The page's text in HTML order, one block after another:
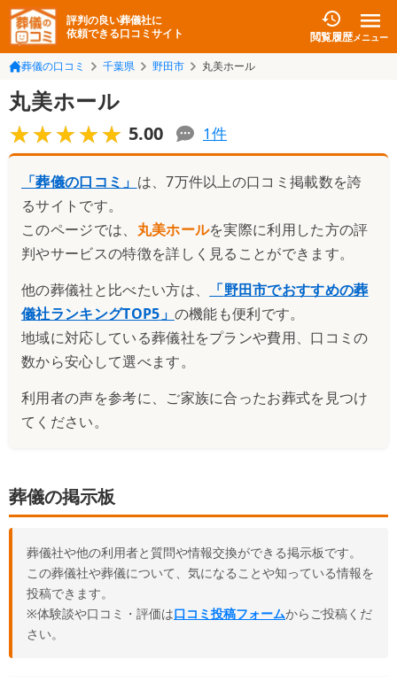
評判の良い葬儀社に
依頼できる口コミサイト
閲覧履歴メニュー
葬儀の口コミ 千葉県 野田市 丸美ホール
丸美ホール
★★★★★
★★★★★ 5.00 1件
「葬儀の口コミ」 は、7万件以上の口コミ掲載数を誇
るサイトです。
このページでは、 丸美ホールを実際に利用した方の評
判やサービスの特徴を詳しく見ることができます。
他の葬儀社と比べたい方は、
「野田市でおすすめの葬
儀社ランキングTOP5 」 の機能も便利です。
地域に対応している葬儀社をプランや費用、口コミの
数から安心して選べます。
利用者の声を参考に、ご家族に合ったお葬式を見つけ
てください。
葬儀の掲示板
葬儀社や他の利用者と質問や情報交換ができる掲示板です。
この葬儀社や葬儀について、気になることや知っている情報を
投稿できます。
※体験談や口コミ・評価は口コミ投稿フォームからご投稿くだ
さい。